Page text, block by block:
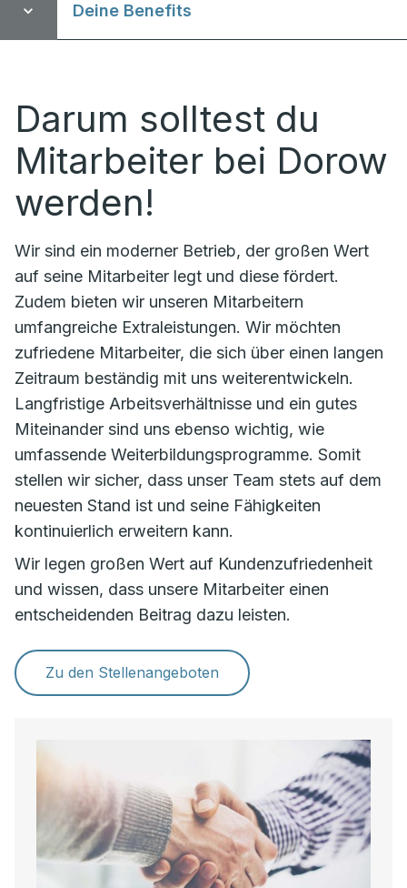
Deine Benefits
Darum solltest du
Mitarbeiter bei Dorow
werden!
Wir sind ein moderner Betrieb, der großen Wert
auf seine Mitarbeiter legt und diese fördert.
Zudem bieten wir unseren Mitarbeitern
umfangreiche Extraleistungen. Wir möchten
zufriedene Mitarbeiter, die sich über einen langen
Zeitraum beständig mit uns weiterentwickeln.
Langfristige Arbeitsverhältnisse und ein gutes
Miteinander sind uns ebenso wichtig, wie
umfassende Weiterbildungsprogramme. Somit
stellen wir sicher, dass unser Team stets auf dem
neuesten Stand ist und seine Fähigkeiten
kontinuierlich erweitern kann.
Wir legen großen Wert auf Kundenzufriedenheit
und wissen, dass unsere Mitarbeiter einen
entscheidenden Beitrag dazu leisten.
Zu den Stellenangeboten